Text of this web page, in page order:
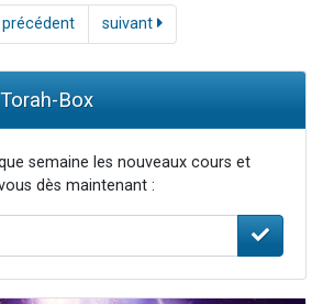
suivant
Box
semaine les nouveaux cours et
dès maintenant :